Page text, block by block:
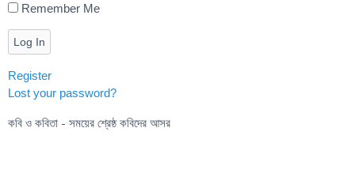
Remember Me
Log In
Register
Lost your password?
কবি ও কবিতা - সময়ের শ্রেষ্ঠ কবিদের আসর